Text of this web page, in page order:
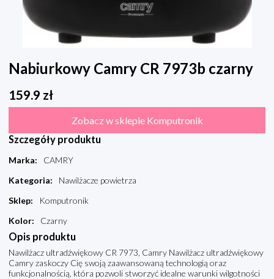
Nabiurkowy Camry CR 7973b czarny
159.9 zł
Zobacz w sklepie Komputronik
Szczegóły produktu
Marka:
CAMRY
Kategoria:
Nawilżacze powietrza
Sklep:
Komputronik
Kolor: Czarny
Opis produktu
Nawilżacz ultradźwiękowy CR 7973, Camry Nawilżacz ultradźwiękowy
Camry zaskoczy Cię swoją zaawansowaną technologią oraz
funkcjonalnością, która pozwoli stworzyć idealne warunki wilgotności